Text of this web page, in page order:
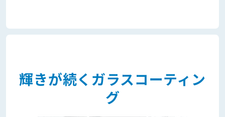
輝きが続くガラスコーティン
グ